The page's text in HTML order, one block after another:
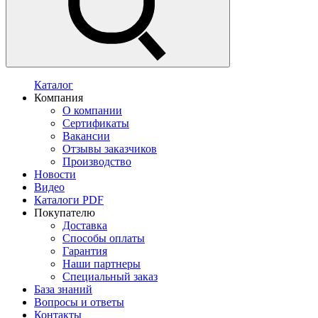
Каталог
Компания
О компании
Сертификаты
Вакансии
Отзывы заказчиков
Производство
Новости
Видео
Каталоги PDF
Покупателю
Доставка
Способы оплаты
Гарантия
Наши партнеры
Специальный заказ
База знаний
Вопросы и ответы
Контакты